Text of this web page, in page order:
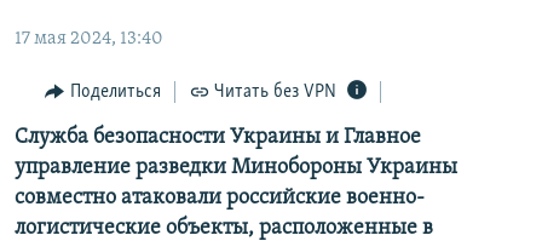
Вернутся
поискуИНФОГРАФИКА
ТЕЛЕПРОЕКТ КРЫМ.РЕАЛИИ
СОВЕТЫ ПРАВОЗАЩИТНИКОВ
ПРОПАВШИЕ БЕЗ ВЕСТИ
РАДІО СВОБОДА
КАК ОБОЙТИ БЛОКИРОВКУ
Українською
Qırımtatar
17 мая 2024, 13:40
Поделиться Читать без VPN
Служба безопасности Украины и Главное
управление разведки Минобороны Украины
совместно атаковали российские военно-
логистические объекты, расположенные в